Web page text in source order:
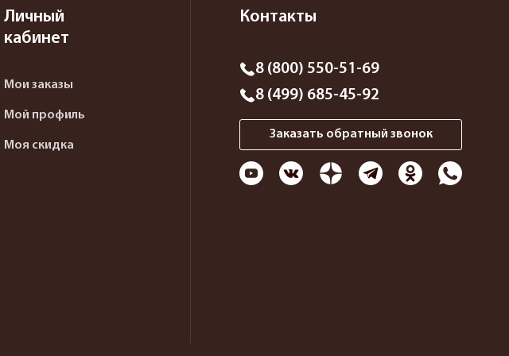
Личный
кабинет
Мои заказы
Мой профиль
Моя скидка
Контакты
8 (800) 550-51-69
8 (499) 685-45-92
Заказать обратный звонок